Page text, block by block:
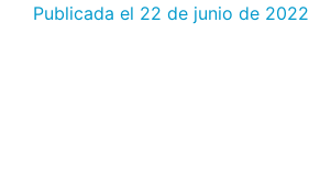
Publicada el 22 de junio de 2022